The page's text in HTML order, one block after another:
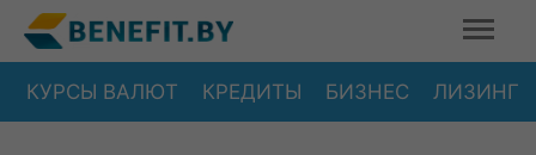
КУРСЫ ВАЛЮТ КРЕДИТЫ БИЗНЕС ЛИЗИНГ